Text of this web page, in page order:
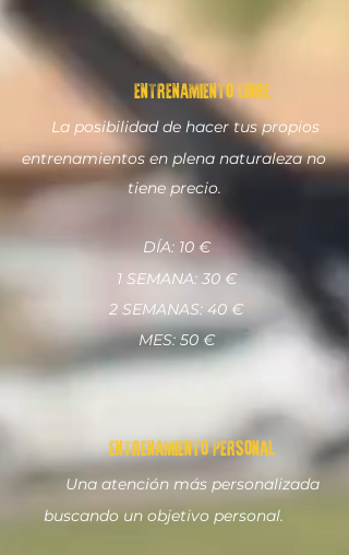
ENTRENAMIENTO LIBRE
La posibilidad de hacer tus propios
entrenamientos en plena naturaleza no
tiene precio.
DÍA: 10 €
1 SEMANA: 30 €
2 SEMANAS: 40 €
MES: 50 €
ENTRENAMIENTO PERSONAL
Una atención más personalizada
buscando un objetivo personal.